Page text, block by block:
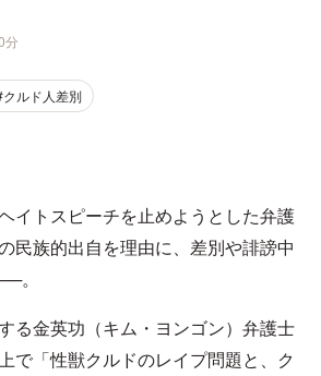
分
クルド人差別
イトスピーチを止めようとした弁護
民族的出自を理由に、差別や誹謗中
。
る金英功（キム・ヨンゴン）弁護士
で「性獣クルドのレイプ問題と、ク